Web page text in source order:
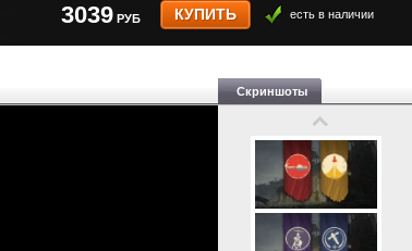
3039 РУБ КУПИТЬ есть в наличии
Скриншоты